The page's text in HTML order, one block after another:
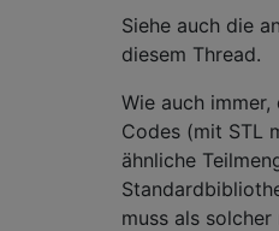
Siehe auch die
diesem Thread.
Wie auch
Codes (mit STL
ähnliche
muss als